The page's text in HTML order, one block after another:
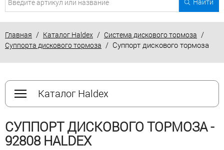
Главная / Каталог Haldex / Система дискового тормоза /
Суппорта дискового тормоза / Суппорт дискового тормоза
Каталог Haldex
СУППОРТ ДИСКОВОГО ТОРМОЗА -
92808 HALDEX